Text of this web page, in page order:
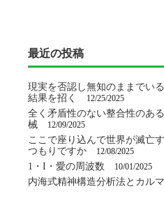
最近の投稿
現実を否認し無知のままでい
結果を招く
12/25/2025
全く矛盾性のない整合性のあ
械
12/09/2025
ここで座り込んで世界が滅亡
つもりですか
12/08/2025
1・I・愛の周波数 10/01/2025
内海式精神構造分析法とカルマ